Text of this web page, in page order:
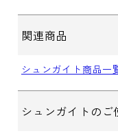
関連商品
シュンガイト商品一
シュンガイトのご